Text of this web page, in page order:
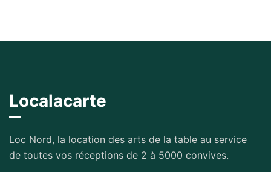
Localacarte
Loc Nord, la location des arts de la table au service
de toutes vos réceptions de 2 à 5000 convives.